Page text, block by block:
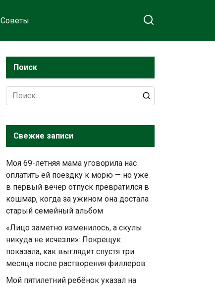
Советы
Поиск
Search
for:
Свежие записи
Моя 69-летняя мама уговорила нас
оплатить ей поездку к морю — но уже
в первый вечер отпуск превратился в
кошмар, когда за ужином она достала
старый семейный альбом
«Лицо заметно изменилось, а скулы
никуда не исчезли»: Покрещук
показала, как выглядит спустя три
месяца после растворения филлеров
Мой пятилетний ребёнок указал на